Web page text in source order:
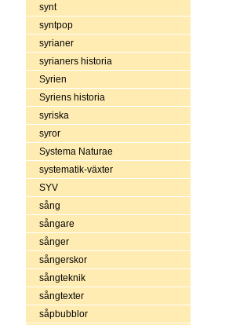
synt
syntpop
syrianer
syrianers historia
Syrien
Syriens historia
syriska
syror
Systema Naturae
systematik-växter
SYV
sång
sångare
sånger
sångerskor
sångteknik
sångtexter
såpbubblor